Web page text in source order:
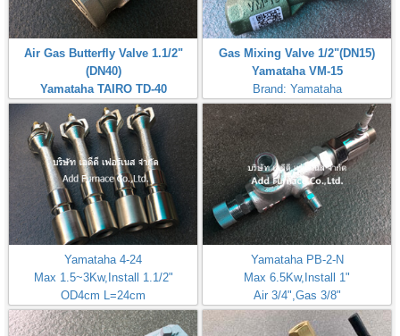
Air Gas Butterfly Valve 1.1/2"
(DN40)
Yamataha TAIRO TD-40
Brand: Yamataha
Gas Mixing Valve 1/2"(DN15)
Yamataha VM-15
Brand: Yamataha
Yamataha 4-24
Max 1.5~3Kw,Install 1.1/2"
OD4cm L=24cm
Inlet Gas Size 1/4"
Yamataha PB-2-N
Max 6.5Kw,Install 1"
Air 3/4",Gas 3/8"